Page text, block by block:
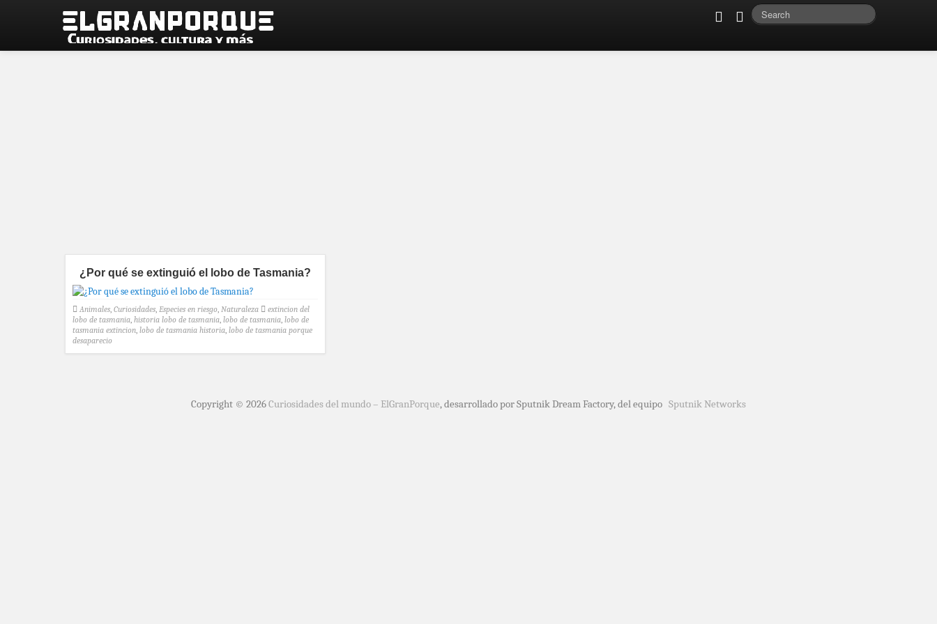
¿Por qué se extinguió el lobo de Tasmania?
Animales, Curiosidades, Especies en riesgo, Naturaleza
extincion del
lobo de tasmania, historia lobo de tasmania, lobo de tasmania, lobo de
tasmania extincion, lobo de tasmania historia, lobo de tasmania porque
desaparecio
Copyright © 2026Curiosidades del mundo – ElGranPorque, desarrollado por Sputnik Dream Factory, del equipo Sputnik Networks